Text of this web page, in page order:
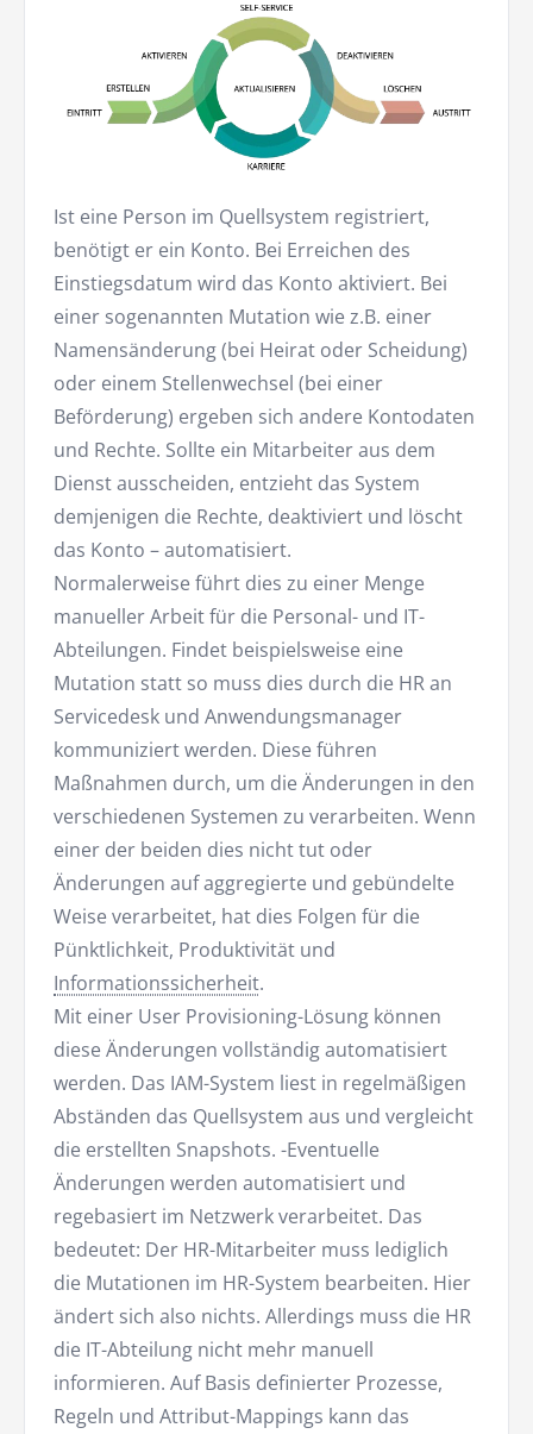
Ist eine Person im Quellsystem registriert,
benötigt er ein Konto. Bei Erreichen des
Einstiegsdatum wird das Konto aktiviert. Bei
einer sogenannten Mutation wie z.B. einer
Namensänderung (bei Heirat oder Scheidung)
oder einem Stellenwechsel (bei einer
Beförderung) ergeben sich andere Kontodaten
und Rechte. Sollte ein Mitarbeiter aus dem
Dienst ausscheiden, entzieht das System
demjenigen die Rechte, deaktiviert und löscht
das Konto – automatisiert.
Normalerweise führt dies zu einer Menge
manueller Arbeit für die Personal- und IT-
Abteilungen. Findet beispielsweise eine
Mutation statt so muss dies durch die HR an
Servicedesk und Anwendungsmanager
kommuniziert werden. Diese führen
Maßnahmen durch, um die Änderungen in den
verschiedenen Systemen zu verarbeiten. Wenn
einer der beiden dies nicht tut oder
Änderungen auf aggregierte und gebündelte
Weise verarbeitet, hat dies Folgen für die
Pünktlichkeit, Produktivität und
Informationssicherheit.
Mit einer User Provisioning-Lösung können
diese Änderungen vollständig automatisiert
werden. Das IAM-System liest in regelmäßigen
Abständen das Quellsystem aus und vergleicht
die erstellten Snapshots. -Eventuelle
Änderungen werden automatisiert und
regebasiert im Netzwerk verarbeitet. Das
bedeutet: Der HR-Mitarbeiter muss lediglich
die Mutationen im HR-System bearbeiten. Hier
ändert sich also nichts. Allerdings muss die HR
die IT-Abteilung nicht mehr manuell
informieren. Auf Basis definierter Prozesse,
Regeln und Attribut-Mappings kann das